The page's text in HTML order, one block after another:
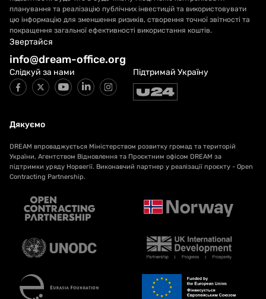
планування та реалізацію публічних інвестицій та використовувати
цю інформацію для зменшення ризиків, створення точної звітності та
покращення загальної ефективності використання коштів.
Звертайся
info@dream-office.org
Слідкуй за нами Підтримай Україну
Дякуємо
DREAM впроваджується Міністерством розвитку громад та територій
України, Агентством Відновлення та Проєктним офісом DREAM за
підтримки уряду Норвегії. Виконавчий партнер у реалізації проєкту - Open
Contracting Partnership.